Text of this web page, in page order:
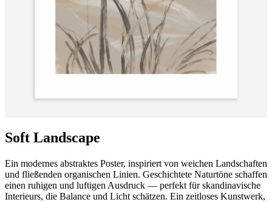
Soft Landscape
Ein modernes abstraktes Poster, inspiriert von weichen Landschaften
und fließenden organischen Linien. Geschichtete Naturtöne schaffen
einen ruhigen und luftigen Ausdruck — perfekt für skandinavische
Interieurs, die Balance und Licht schätzen. Ein zeitloses Kunstwerk,